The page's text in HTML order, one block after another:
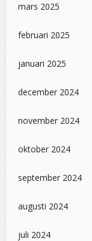
mars 2025
februari 2025
januari 2025
december 2024
november 2024
oktober 2024
september 2024
augusti 2024
juli 2024